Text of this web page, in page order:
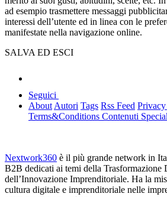
I cookie di profilazione e i social plugin,
prima o di terza parte, servono a tracciare
analizzare il suo comportamento ai fini
merito ai suoi gusti, abitudini, scelte, etc. In
ad esempio trasmettere messaggi
manifestate nella navigazione online.
SALVA ED ESCI
About Autori Tags Rss Feed
Terms&Conditions Contenuti